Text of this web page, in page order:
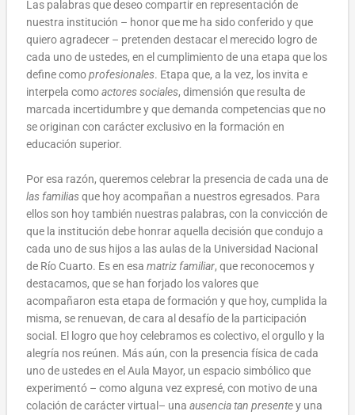
Las palabras que deseo compartir en representación de
nuestra institución – honor que me ha sido conferido y que
quiero agradecer – pretenden destacar el merecido logro de
cada uno de ustedes, en el cumplimiento de una etapa que los
define comoprofesionales. Etapa que, a la vez, los invita e
interpela comoactores sociales, dimensión que resulta de
marcada incertidumbre y que demanda competencias que no
se originan con carácter exclusivo en la formación en
educación superior.
Por esa razón, queremos celebrar la presencia de cada una de
las familiasque hoy acompañan a nuestros egresados. Para
ellos son hoy también nuestras palabras, con la convicción de
que la institución debe honrar aquella decisión que condujo a
cada uno de sus hijos a las aulas de la Universidad Nacional
de Río Cuarto. Es en esamatriz familiar, que reconocemos y
destacamos, que se han forjado los valores que
acompañaron esta etapa de formación y que hoy, cumplida la
misma, se renuevan, de cara al desafío de la participación
social. El logro que hoy celebramos es colectivo, el orgullo y la
alegría nos reúnen. Más aún, con la presencia física de cada
uno de ustedes en el Aula Mayor, un espacio simbólico que
experimentó – como alguna vez expresé, con motivo de una
colación de carácter virtual– unaausencia tan presentey una